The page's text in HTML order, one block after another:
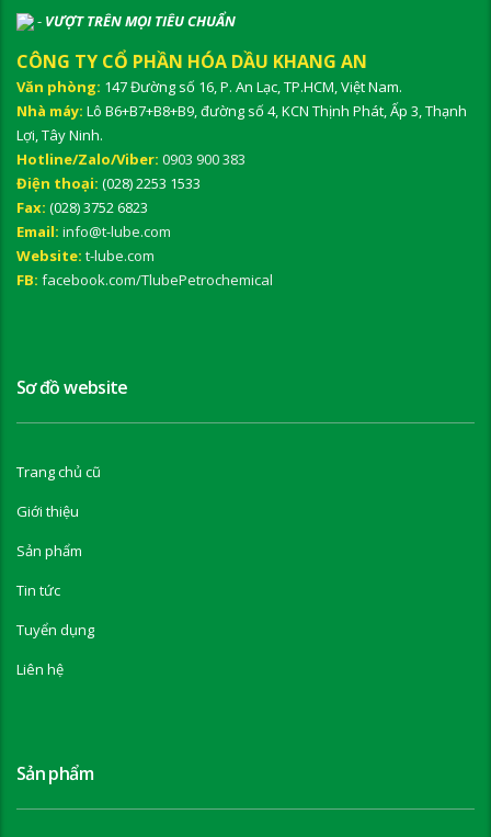
- VƯỢT TRÊN MỌI TIÊU CHUẨN
CÔNG TY CỔ PHẦN HÓA DẦU KHANG AN
Văn phòng: 147 Đường số 16, P. An Lạc, TP.HCM, Việt Nam.
Nhà máy: Lô B6+B7+B8+B9, đường số 4, KCN Thịnh Phát, Ấp 3, Thạnh
Lợi, Tây Ninh.
Hotline/Zalo/Viber: 0903 900 383
Điện thoại: (028) 2253 1533
Fax: (028) 3752 6823
Email: info@t-lube.com
Website: t-lube.com
FB: facebook.com/TlubePetrochemical
Sơ đồ website
Trang chủ cũ
Giới thiệu
Sản phẩm
Tin tức
Tuyển dụng
Liên hệ
Sản phẩm